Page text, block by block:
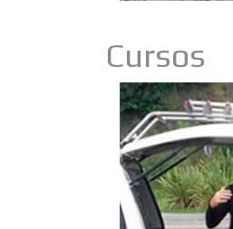
Cursos